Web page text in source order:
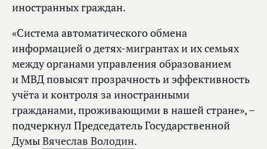
иностранных граждан.
«Система автоматического обмена
информацией о детях-мигрантах и их семьях
между органами управления образованием
и МВД повысят прозрачность и эффективность
учёта и контроля за иностранными
гражданами, проживающими в нашей стране», –
подчеркнул Председатель Государственной
ДумыВячеслав Володин.